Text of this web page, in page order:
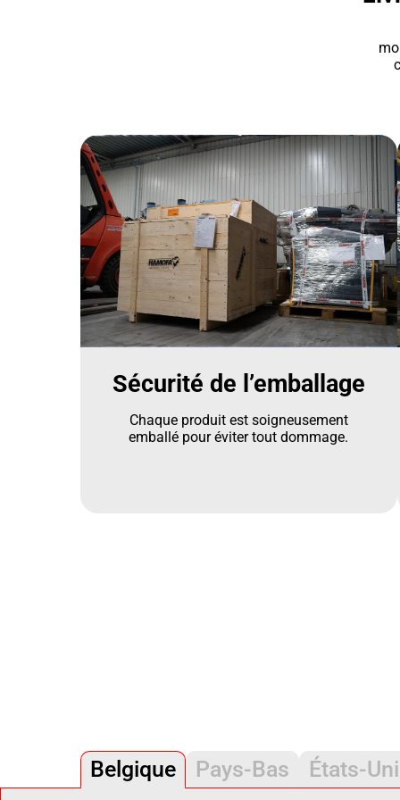
Sécurité de l’emballage
Chaque produit est soigneusement
emballé pour éviter tout dommage.
Belgique Pays-Bas États-